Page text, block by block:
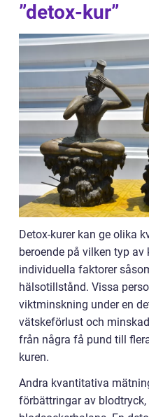
”detox-kur”
Detox-kurer kan ge olika
beroende på vilken typ
individuella faktorer
hälsotillstånd. Vissa
viktminskning under en
vätskeförlust och
från några få pund till
kuren.
Andra kvantitativa
förbättringar av